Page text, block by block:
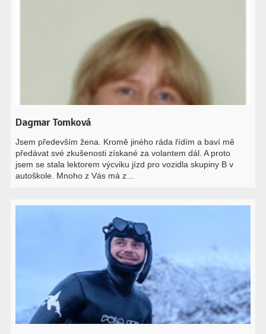
Dagmar Tomková
Jsem především žena. Kromě jiného ráda řídím a baví mě
předávat své zkušenosti získané za volantem dál. A proto
jsem se stala lektorem výcviku jízd pro vozidla skupiny B v
autoškole. Mnoho z Vás má z…